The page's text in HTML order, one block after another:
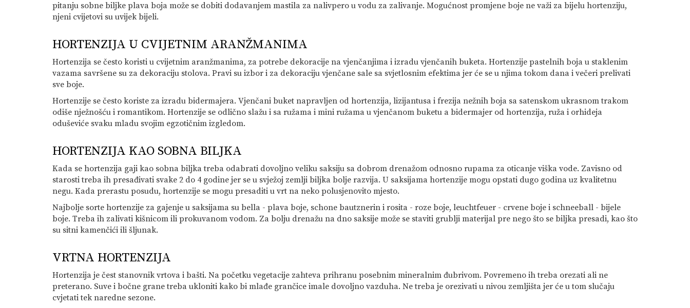
pitanju sobne biljke plava boja može se dobiti dodavanjem mastila za nalivpero u vodu za zalivanje. Mogućnost promjene boje ne važi za bijelu hortenziju,
njeni cvijetovi su uvijek bijeli.
HORTENZIJA U CVIJETNIM ARANŽMANIMA
Hortenzija se često koristi u cvijetnim aranžmanima, za potrebe dekoracije na vjenčanjima i izradu vjenčanih buketa. Hortenzije pastelnih boja u staklenim
vazama savršene su za dekoraciju stolova. Pravi su izbor i za dekoraciju vjenčane sale sa svjetlosnim efektima jer će se u njima tokom dana i večeri prelivati
sve boje.
Hortenzije se često koriste za izradu bidermajera. Vjenčani buket napravljen od hortenzija, lizijantusa i frezija nežnih boja sa satenskom ukrasnom trakom
odiše nježnošću i romantikom. Hortenzije se odlično slažu i sa ružama i mini ružama u vjenčanom buketu a bidermajer od hortenzija, ruža i orhideja
oduševiće svaku mladu svojim egzotičnim izgledom.
HORTENZIJA KAO SOBNA BILJKA
Kada se hortenzija gaji kao sobna biljka treba odabrati dovoljno veliku saksiju sa dobrom drenažom odnosno rupama za oticanje viška vode. Zavisno od
starosti treba ih presađivati svake 2 do 4 godine jer se u svježoj zemlji biljka bolje razvija. U saksijama hortenzije mogu opstati dugo godina uz kvalitetnu
negu. Kada prerastu posudu, hortenzije se mogu presaditi u vrt na neko polusjenovito mjesto.
Najbolje sorte hortenzije za gajenje u saksijama su bella - plava boje, schone bautznerin i rosita - roze boje, leuchtfeuer - crvene boje i schneeball - bijele
boje. Treba ih zalivati kišnicom ili prokuvanom vodom. Za bolju drenažu na dno saksije može se staviti grublji materijal pre nego što se biljka presadi, kao što
su sitni kamenčići ili šljunak.
VRTNA HORTENZIJA
Hortenzija je čest stanovnik vrtova i bašti. Na početku vegetacije zahteva prihranu posebnim mineralnim đubrivom. Povremeno ih treba orezati ali ne
preterano. Suve i bočne grane treba ukloniti kako bi mlađe grančice imale dovoljno vazduha. Ne treba je orezivati u nivou zemljišta jer će u tom slučaju
cvjetati tek naredne sezone.